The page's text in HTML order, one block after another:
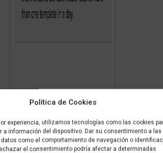
Política de Cookies
experiencia, utilizamos tecnologías como las cookies
a información del dispositivo. Dar su consentimiento a las
como el comportamiento de navegación o
el consentimiento podría afectar a determinadas